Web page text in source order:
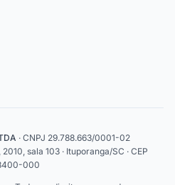
· CNPJ 29.788.663/0001-02
sala 103 · Ituporanga/SC · CEP
000